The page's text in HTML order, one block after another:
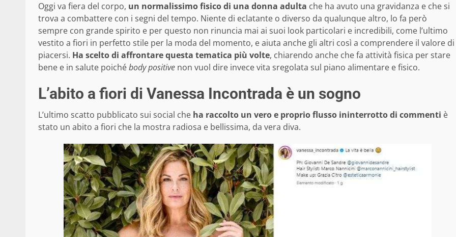
Oggi va fiera del corpo, un normalissimo fisico di una donna adulta che ha avuto una gravidanza e che si
trova a combattere con i segni del tempo. Niente di eclatante o diverso da qualunque altro, lo fa però
sempre con grande spirito e per questo non rinuncia mai ai suoi look particolari e incredibili, come l’ultimo
vestito a fiori in perfetto stile per la moda del momento, e aiuta anche gli altri così a comprendere il valore di
piacersi. Ha scelto di affrontare questa tematica più volte, chiarendo anche che fa attività fisica per stare
bene e in salute poichébody positive non vuol dire invece vita sregolata sul piano alimentare e fisico.
L’abito a fiori di Vanessa Incontrada è un sogno
L’ultimo scatto pubblicato sui social che ha raccolto un vero e proprio flusso ininterrotto di commenti è
stato un abito a fiori che la mostra radiosa e bellissima, da vera diva.